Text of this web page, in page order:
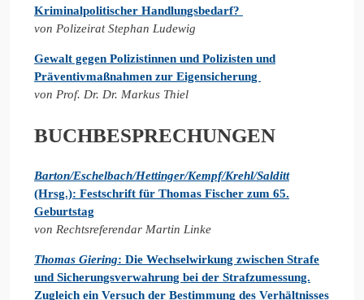
Kriminalpolitischer Handlungsbedarf?
von Polizeirat Stephan Ludewig
Gewalt gegen Polizistinnen und Polizisten und
Präventivmaßnahmen zur Eigensicherung
von Prof. Dr. Dr. Markus Thiel
BUCHBESPRECHUNGEN
Barton/Eschelbach/Hettinger/Kempf/Krehl/Salditt
(Hrsg.): Festschrift für Thomas Fischer zum 65.
Geburtstag
von Rechtsreferendar Martin Linke
Thomas Giering: Die Wechselwirkung zwischen Strafe
und Sicherungsverwahrung bei der Strafzumessung.
Zugleich ein Versuch der Bestimmung des Verhältnisses